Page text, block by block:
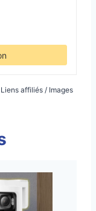
affiliés / Images